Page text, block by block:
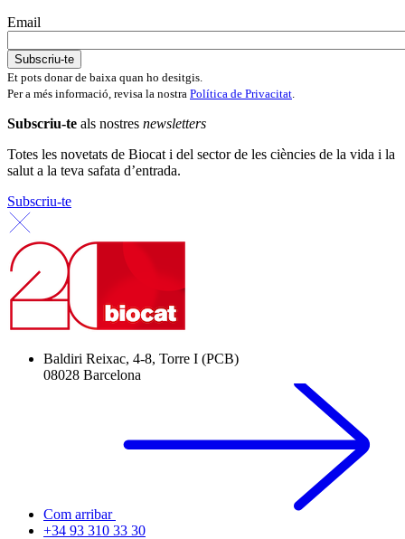
Email
Et pots donar de baixa quan ho desitgis.
Per a més informació, revisa la nostra Política de Privacitat
Subscriu-te als nostres newsletters
Totes les novetats de Biocat i del sector de les ciències de la vida i la
salut a la teva safata d’entrada.
Subscriu-te
Baldiri Reixac, 4-8, Torre I (PCB)
08028 Barcelona
Com arribar
+34 93 310 33 30